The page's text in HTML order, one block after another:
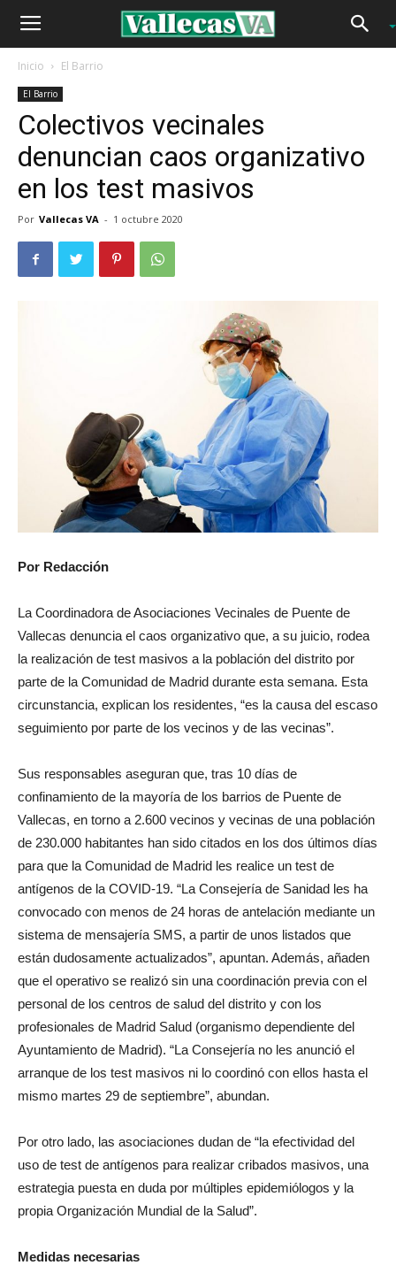
Inicio El Barrio
El Barrio
Colectivos vecinales
denuncian caos organizativo
en los test masivos
Por Vallecas VA - 1 octubre 2020
Por Redacción
La Coordinadora de Asociaciones Vecinales de Puente de
Vallecas denuncia el caos organizativo que, a su juicio, rodea
la realización de test masivos a la población del distrito por
parte de la Comunidad de Madrid durante esta semana. Esta
circunstancia, explican los residentes, “es la causa del escaso
seguimiento por parte de los vecinos y de las vecinas”.
Sus responsables aseguran que, tras 10 días de
confinamiento de la mayoría de los barrios de Puente de
Vallecas, en torno a 2.600 vecinos y vecinas de una población
de 230.000 habitantes han sido citados en los dos últimos días
para que la Comunidad de Madrid les realice un test de
antígenos de la COVID-19. “La Consejería de Sanidad les ha
convocado con menos de 24 horas de antelación mediante un
sistema de mensajería SMS, a partir de unos listados que
están dudosamente actualizados”, apuntan. Además, añaden
que el operativo se realizó sin una coordinación previa con el
personal de los centros de salud del distrito y con los
profesionales de Madrid Salud (organismo dependiente del
Ayuntamiento de Madrid). “La Consejería no les anunció el
arranque de los test masivos ni lo coordinó con ellos hasta el
mismo martes 29 de septiembre”, abundan.
Por otro lado, las asociaciones dudan de “la efectividad del
uso de test de antígenos para realizar cribados masivos, una
estrategia puesta en duda por múltiples epidemiólogos y la
propia Organización Mundial de la Salud”.
Medidas necesarias